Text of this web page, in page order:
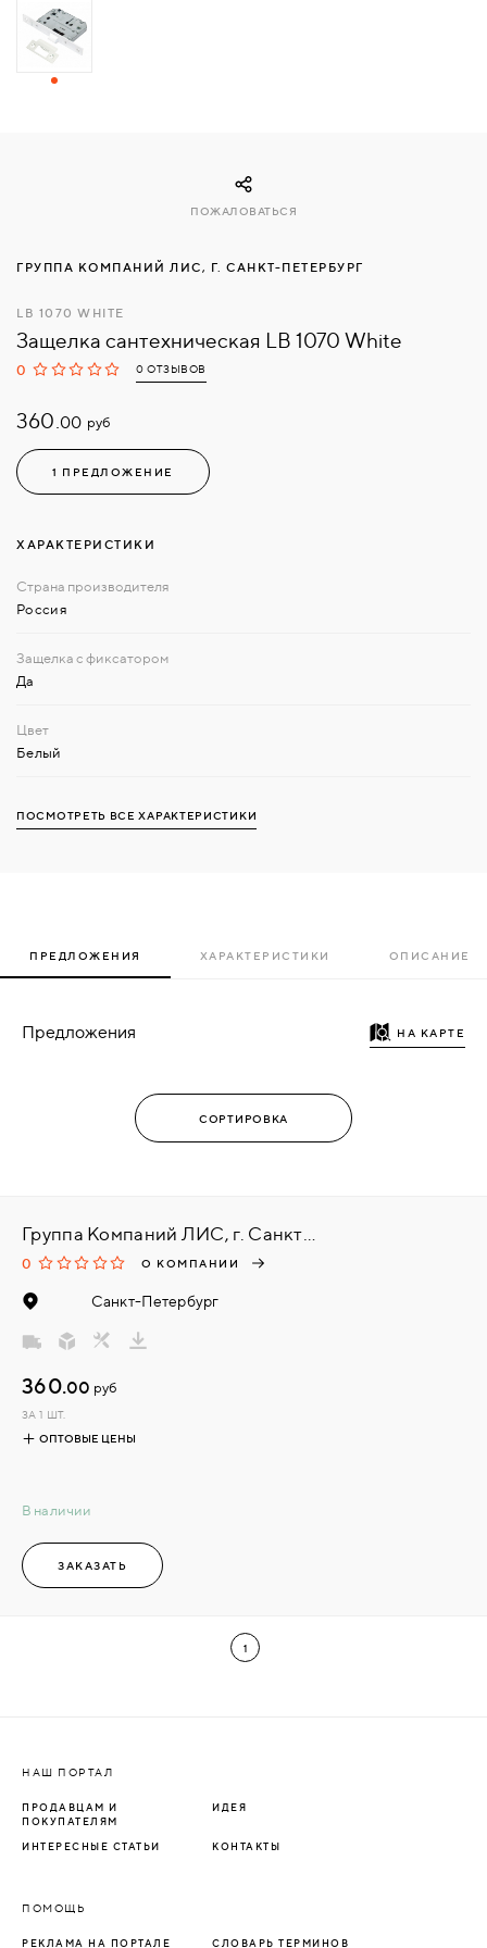
СВЯЗАТЬСЯ
ГРУППА КОМПАНИЙ ЛИС, Г. САНКТ-ПЕТЕРБУРГ
LB 1070 WHITE
Защелка сантехническая LB 1070 White
0 0 ОТЗЫВОВ
360.00 руб
1 ПРЕДЛОЖЕНИЕ
ПОЖАЛОВАТЬСЯ
ХАРАКТЕРИСТИКИ
Россия
Да
Белый
ПОСМОТРЕТЬ ВСЕ ХАРАКТЕРИСТИКИ
ПРЕДЛОЖЕНИЯ ХАРАКТЕРИСТИКИ ОПИСАНИЕ
Предложения НА КАРТЕ
Группа Компаний ЛИС, г. Санкт-Петербург
0 О КОМПАНИИ
Санкт-Петербург
В наличии
360.00 руб
ЗА 1 ШТ.
ОПТОВЫЕ ЦЕНЫ
ЗАКАЗАТЬ
1
НАШ ПОРТАЛ
ПРОДАВЦАМ И
ПОКУПАТЕЛЯМ
ИДЕЯ
ИНТЕРЕСНЫЕ СТАТЬИ КОНТАКТЫ
ПОМОЩЬ
РЕКЛАМА НА ПОРТАЛЕ СЛОВАРЬ ТЕРМИНОВ